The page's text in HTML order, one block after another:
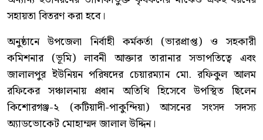
সহায়তা বিতরণ করা হবে।
অনুষ্ঠানে উপজেলা নির্বাহী কর্মকর্তা (ভারপ্রাপ্ত) ও সহকারী
কমিশনার (ভূমি) লাবনী আক্তার তারানার সভাপতিত্বে এবং
জালালপুর ইউনিয়ন পরিষদের চেয়ারম্যান মো. রফিকুল আলম
রফিকের সঞ্চালনায় প্রধান অতিথি হিসেবে উপস্থিত ছিলেন
কিশোরগঞ্জ-২ (কটিয়াদী-পাকুন্দিয়া) আসনের সংসদ সদস্য
অ্যাডভোকেট মোহাম্মদ জালাল উদ্দিন।